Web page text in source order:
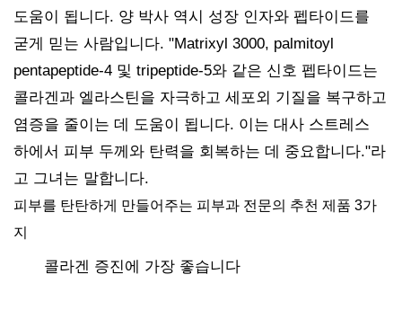
도움이 됩니다. 양 박사 역시 성장 인자와 펩타이드를
굳게 믿는 사람입니다. "Matrixyl 3000, palmitoyl
pentapeptide-4 및 tripeptide-5와 같은 신호 펩타이드는
콜라겐과 엘라스틴을 자극하고 세포외 기질을 복구하고
염증을 줄이는 데 도움이 됩니다. 이는 대사 스트레스
하에서 피부 두께와 탄력을 회복하는 데 중요합니다."라
고 그녀는 말합니다.
피부를 탄탄하게 만들어주는 피부과 전문의 추천 제품 3가
지
콜라겐 증진에 가장 좋습니다